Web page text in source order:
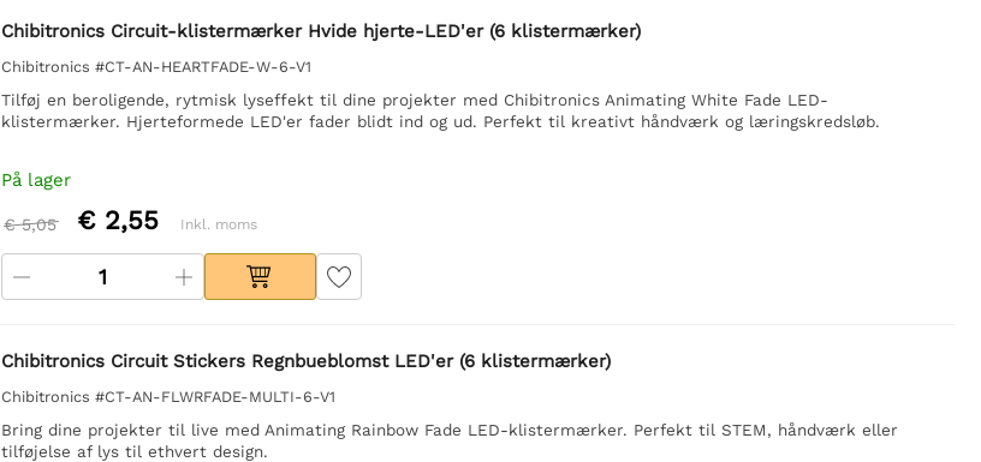
Chibitronics Circuit-klistermærker Hvide hjerte-LED'er (6 klistermærker)
Chibitronics #CT-AN-HEARTFADE-W-6-V1
Tilføj en beroligende, rytmisk lyseffekt til dine projekter med Chibitronics Animating White Fade LED-
klistermærker. Hjerteformede LED'er fader blidt ind og ud. Perfekt til kreativt håndværk og læringskredsløb.
På lager
€ 5,05 € 2,55 Inkl. moms
Chibitronics Circuit Stickers Regnbueblomst LED'er (6 klistermærker)
Chibitronics #CT-AN-FLWRFADE-MULTI-6-V1
Bring dine projekter til live med Animating Rainbow Fade LED-klistermærker. Perfekt til STEM, håndværk eller
tilføjelse af lys til ethvert design.